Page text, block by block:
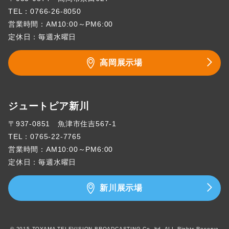
TEL：0766-26-8050
営業時間：AM10:00～PM6:00
定休日：毎週水曜日
高岡展示場
ジュートピア新川
〒937-0851 魚津市住吉567-1
TEL：0765-22-7765
営業時間：AM10:00～PM6:00
定休日：毎週水曜日
新川展示場